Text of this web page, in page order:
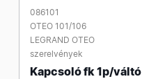
086101
OTEO 101/106
LEGRAND OTEO
szerelvények
Kapcsoló fk 1p/váltó